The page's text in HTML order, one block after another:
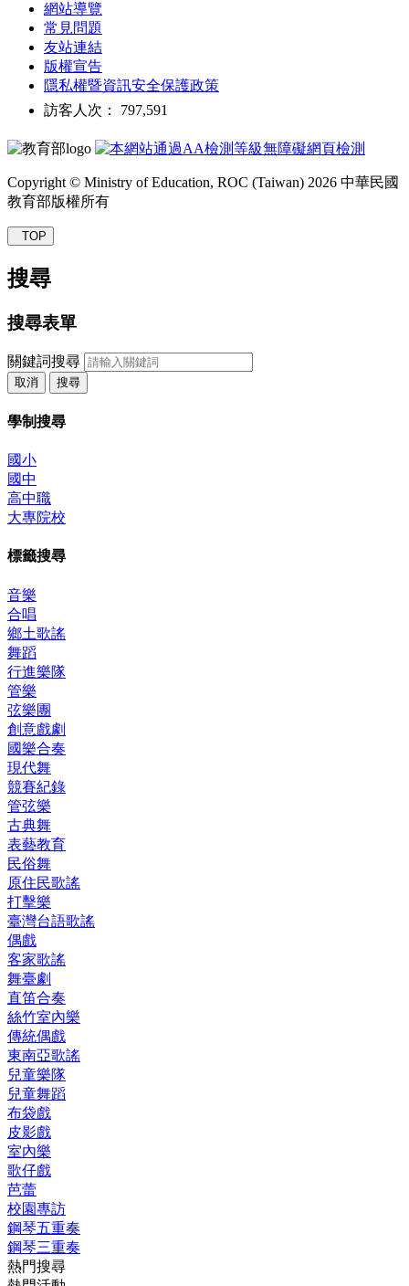
網站導覽
常見問題
友站連結
版權宣告
隱私權暨資訊安全保護政策
訪客人次： 797,591
Copyright © Ministry of Education, ROC (Taiwan) 2026 中華民國
教育部版權所有
TOP
搜尋
搜尋表單
關鍵詞搜尋
取消 搜尋
學制搜尋
國小
國中
高中職
大專院校
標籤搜尋
音樂
合唱
鄉土歌謠
舞蹈
行進樂隊
管樂
弦樂團
創意戲劇
國樂合奏
現代舞
競賽紀錄
管弦樂
古典舞
表藝教育
民俗舞
原住民歌謠
打擊樂
臺灣台語歌謠
偶戲
客家歌謠
舞臺劇
直笛合奏
絲竹室內樂
傳統偶戲
東南亞歌謠
兒童樂隊
兒童舞蹈
布袋戲
皮影戲
室內樂
歌仔戲
芭蕾
校園專訪
鋼琴五重奏
鋼琴三重奏
熱門搜尋